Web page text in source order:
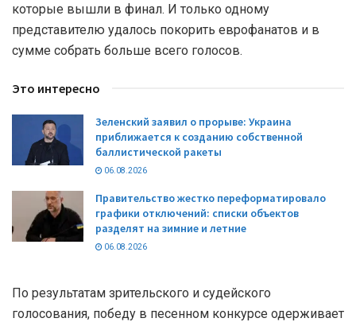
которые вышли в финал. И только одному
представителю удалось покорить еврофанатов и в
сумме собрать больше всего голосов.
Это интересно
Зеленский заявил о прорыве: Украина
приближается к созданию собственной
баллистической ракеты
06.08.2026
Правительство жестко переформатировало
графики отключений: списки объектов
разделят на зимние и летние
06.08.2026
По результатам зрительского и судейского
голосования, победу в песенном конкурсе одерживает